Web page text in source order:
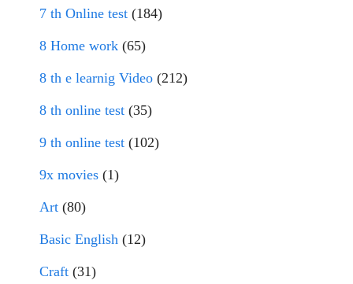
7 th Online test (184)
8 Home work (65)
8 th e learnig Video (212)
8 th online test (35)
9 th online test (102)
9x movies (1)
Art (80)
Basic English (12)
Craft (31)